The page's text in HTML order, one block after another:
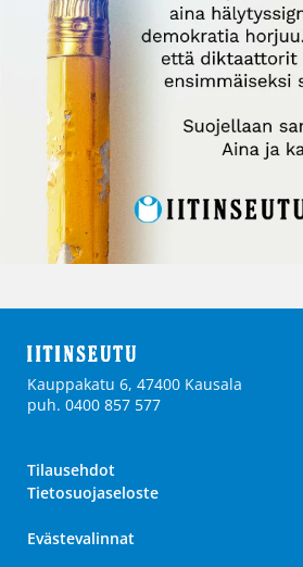
Kauppakatu 6, 47400 Kausala
puh. 0400 857 577
Tilausehdot
Tietosuojaseloste
Evästevalinnat